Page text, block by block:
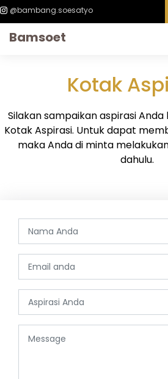
@bambang.soesatyo
Bamsoet
Kotak
Silakan sampaikan aspirasi
Kotak Aspirasi. Untuk dapat
maka Anda di minta
dahulu.